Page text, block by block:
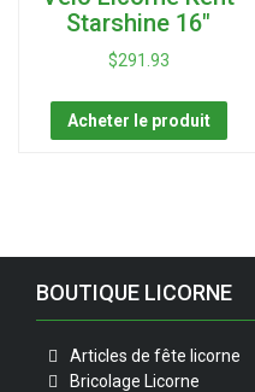
Starshine 16″
$291.93
Acheter le produit
BOUTIQUE LICORNE
Articles de fête licorne
Bricolage Licorne